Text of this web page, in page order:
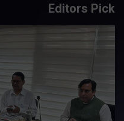
Editors Pick